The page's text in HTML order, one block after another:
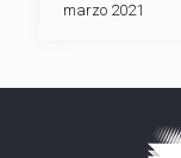
marzo 2021